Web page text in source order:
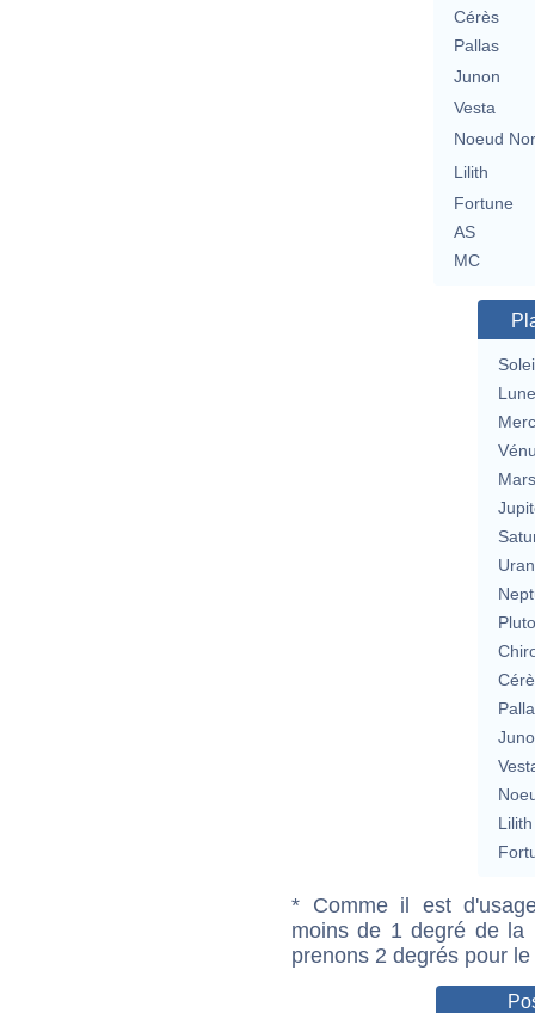
Cérès
Pallas
Junon
Vesta
Noeud
Lilith
Fortune
AS
MC
Lune
Mars
Lilith
* Comme il est
moins de 1 degré de la
prenons 2 degrés pour